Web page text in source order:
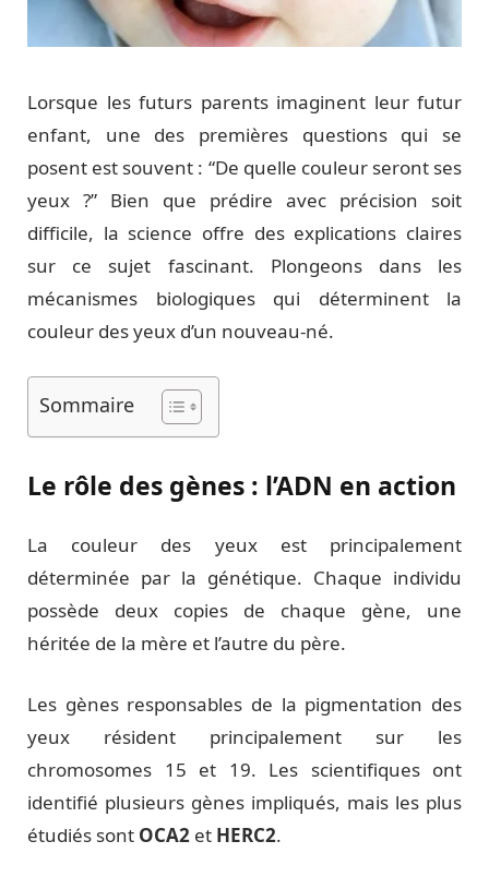
Lorsque les futurs parents imaginent leur futur
enfant, une des premières questions qui se
posent est souvent : “De quelle couleur seront ses
yeux ?” Bien que prédire avec précision soit
difficile, la science offre des explications claires
sur ce sujet fascinant. Plongeons dans les
mécanismes biologiques qui déterminent la
couleur des yeux d’un nouveau-né.
Sommaire
Le rôle des gènes : l’ADN en action
La couleur des yeux est principalement
déterminée par la génétique. Chaque individu
possède deux copies de chaque gène, une
héritée de la mère et l’autre du père.
Les gènes responsables de la pigmentation des
yeux résident principalement sur les
chromosomes 15 et 19. Les scientifiques ont
identifié plusieurs gènes impliqués, mais les plus
étudiés sont OCA2 et HERC2.